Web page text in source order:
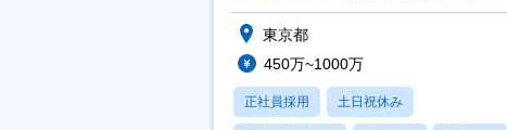
コンサルティング
東京都
450万~1000万
正社員採用 土日祝休み